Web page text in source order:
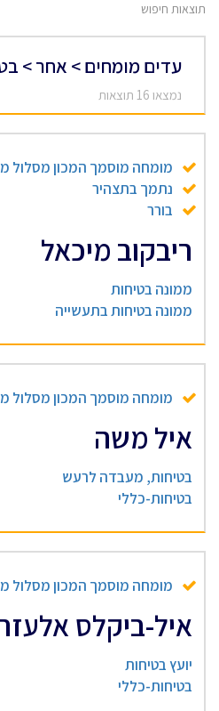
תוצאות חיפוש
עדים מומחים > אחר >
נמצאו 16 תוצאות
מומחה מוסמך המכון מסלול
נתמך בתצהיר
בורר
ריבקוב מיכאל
ממונה בטיחות
ממונה בטיחות בתעשייה
מומחה מוסמך המכון מסלול
איל משה
בטיחות, מעבדה לרעש
בטיחות-כללי
מומחה מוסמך המכון מסלול
איל-ביקלס
יועץ בטיחות
בטיחות-כללי